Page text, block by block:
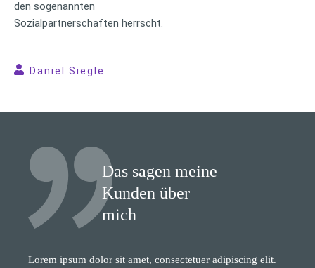
den sogenannten
Sozialpartnerschaften herrscht.
Daniel Siegle
Das sagen meine
Kunden über
mich
Lorem ipsum dolor sit amet, consectetuer adipiscing elit.